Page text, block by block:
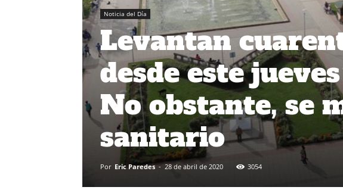
Noticia del Día
Levantan
desde este
No obstante, se
sanitario
Por Eric Paredes - 28 de abril de 2020 3054